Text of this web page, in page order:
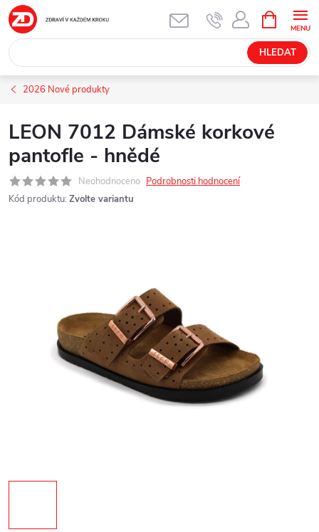
Přejít
na
obsah
HLEDAT
NÁKUPNÍ
KOŠÍK
2026 Nové produkty
LEON 7012 Dámské korkové
pantofle - hnědé
Neohodnoceno Podrobnosti hodnocení
Kód produktu: Zvolte variantu